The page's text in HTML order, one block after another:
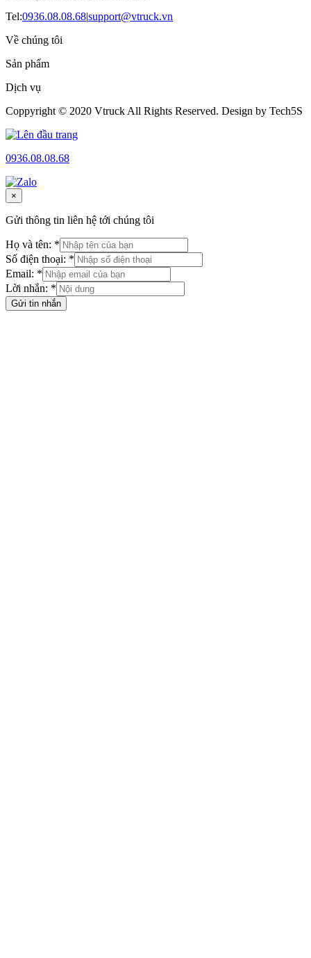
Tel:0936.08.08.68|support@vtruck.vn
Về chúng tôi
Sản phẩm
Dịch vụ
Coppyright © 2020 Vtruck All Rights Reserved. Design by Tech5S
0936.08.08.68
×
Gửi thông tin liên hệ tới chúng tôi
Họ và tên: *
Số điện thoại: *
Email: *
Lời nhắn: *
Gửi tin nhắn